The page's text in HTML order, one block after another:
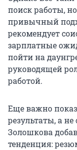
поиск работы,
привычный
рекомендует
зарплатные
пойти на
руководящей
работой.
Еще важно
результаты, а
Золошкова
тенденция: